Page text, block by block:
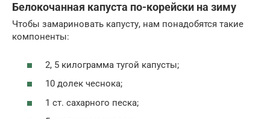
Белокочанная капуста по-корейски на зиму
Чтобы замариновать капусту, нам понадобятся такие
компоненты:
2, 5 килограмма тугой капусты;
10 долек чеснока;
1 ст. сахарного песка;